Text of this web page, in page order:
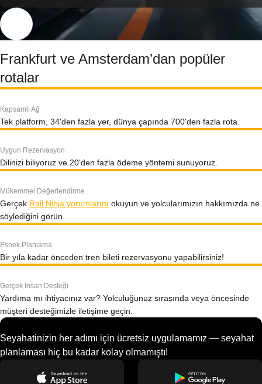
Frankfurt ve Amsterdam’dan popüler
rotalar
Kapsamlı Ağ
Tek platform, 34'den fazla yer, dünya çapında 700'den fazla rota.
Uygun Rezervasyon
Dilinizi biliyoruz ve 20'den fazla ödeme yöntemi sunuyoruz.
Mükemmel Değerlendirme
Gerçek Rail Ninja yorumlarını okuyun ve yolcularımızın hakkımızda ne
söylediğini görün.
Esnek Planlama
Bir yıla kadar önceden tren bileti rezervasyonu yapabilirsiniz!
Gerçek İnsan Desteği
Yardıma mı ihtiyacınız var? Yolculuğunuz sırasında veya öncesinde
müşteri desteğimizle iletişime geçin.
Seyahatinizin her adımı için ücretsiz uygulamamız — seyahat
planlaması hiç bu kadar kolay olmamıştı!